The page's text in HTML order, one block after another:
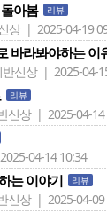
아봄 리뷰
상 | 2025-04-19
바라봐야하는 이
반신상 | 2025-04-
리뷰
신상 | 2025-04-14
04-14 10:34
는 이야기 리뷰
신상 | 2025-04-09